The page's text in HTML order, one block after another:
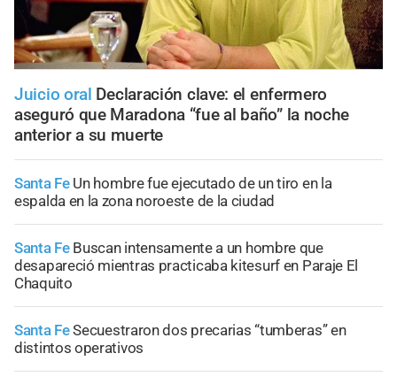
Juicio oral Declaración clave: el enfermero
aseguró que Maradona “fue al baño” la noche
anterior a su muerte
Santa Fe Un hombre fue ejecutado de un tiro en la
espalda en la zona noroeste de la ciudad
Santa Fe Buscan intensamente a un hombre que
desapareció mientras practicaba kitesurf en Paraje El
Chaquito
Santa FeSecuestraron dos precarias “tumberas” en
distintos operativos